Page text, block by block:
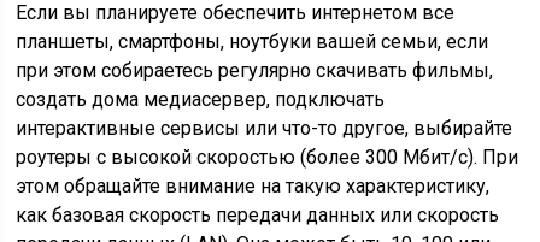
Если вы планируете обеспечить интернетом все
планшеты, смартфоны, ноутбуки вашей семьи, если
при этом собираетесь регулярно скачивать фильмы,
создать дома медиасервер, подключать
интерактивные сервисы или что-то другое, выбирайте
роутеры с высокой скоростью (более 300 Мбит/с). При
этом обращайте внимание на такую характеристику,
как базовая скорость передачи данных или скорость